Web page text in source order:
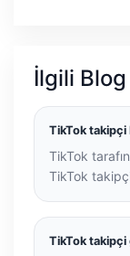
İlgili Blog
TikTok takipçi
TikTok
TikTok
TikTok takipçi